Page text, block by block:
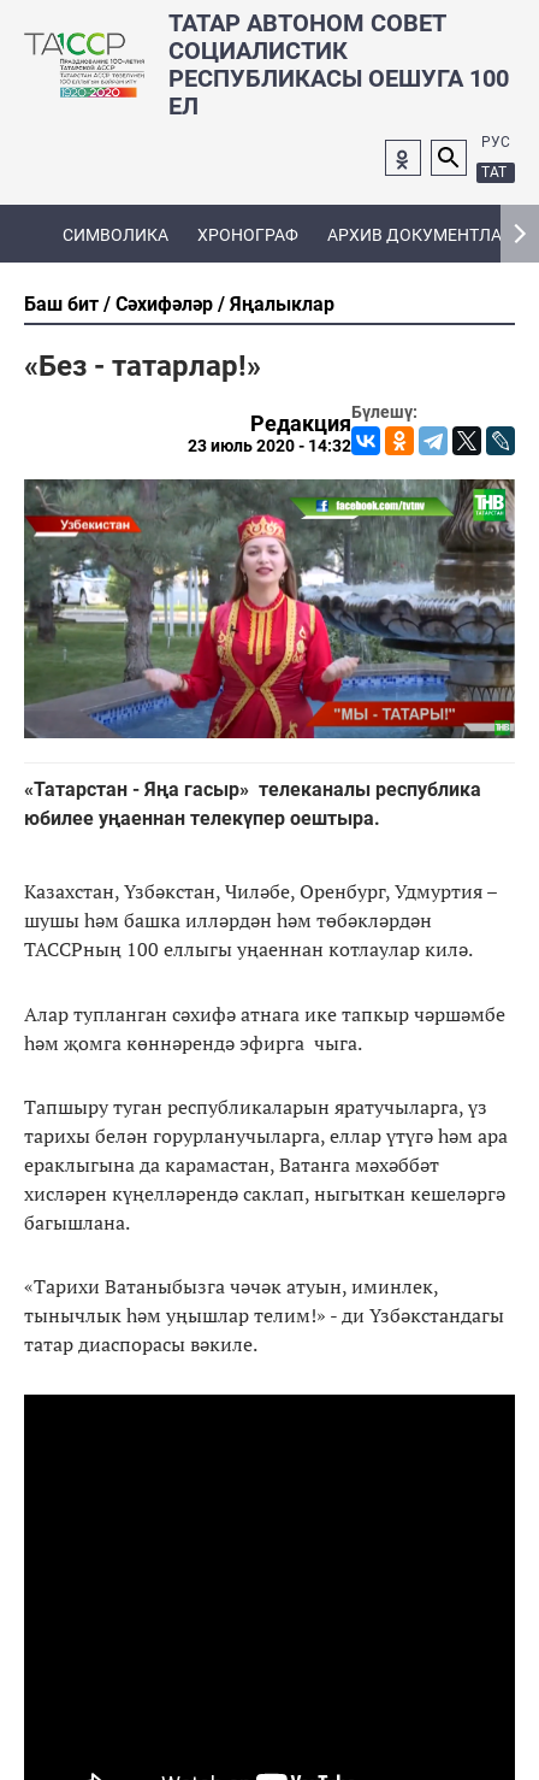
ТАТАР АВТОНОМ СОВЕТ
СОЦИАЛИСТИК
РЕСПУБЛИКАСЫ ОЕШУГА 100
ЕЛ
РУС
ТАТ
СИМВОЛИКА ХРОНОГРАФ АРХИВ ДОКУМЕНТЛАРЫ
Баш бит Сәхифәләр Яңалыклар
«Без - татарлар!»
Бүлешү:
Редакция
23 июль 2020 - 14:32
«Татарстан - Яңа гасыр» телеканалы республика
юбилее уңаеннан телекүпер оештыра.
Казахстан, Үзбәкстан, Чиләбе, Оренбург, Удмуртия –
шушы һәм башка илләрдән һәм төбәкләрдән
ТАССРның 100 еллыгы уңаеннан котлаулар килә.
Алар тупланган сәхифә атнага ике тапкыр чәршәмбе
һәм җомга көннәрендә эфирга чыга.
Тапшыру туган республикаларын яратучыларга, үз
тарихы белән горурланучыларга, еллар үтүгә һәм ара
ераклыгына да карамастан, Ватанга мәхәббәт
хисләрен күңелләрендә саклап, ныгыткан кешеләргә
багышлана.
«Тарихи Ватаныбызга чәчәк атуын, иминлек,
тынычлык һәм уңышлар телим!» - ди Үзбәкстандагы
татар диаспорасы вәкиле.